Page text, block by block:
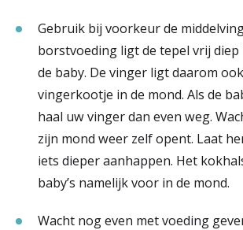
Gebruik bij voorkeur de
borstvoeding ligt de tepel vrij diep
de baby. De vinger ligt daarom
vingerkootje in de mond. Als de
haal uw vinger dan even weg.
zijn mond weer zelf opent. Laat
iets dieper aanhappen. Het
baby’s namelijk voor in de mond.
Wacht nog even met voeding